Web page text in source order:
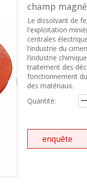
champ
Le dissolvant de
l'exploitation
centrales
l'industrie du
l'industrie
traitement des
fonctionnement
des matériaux.
Quantité:
enquête